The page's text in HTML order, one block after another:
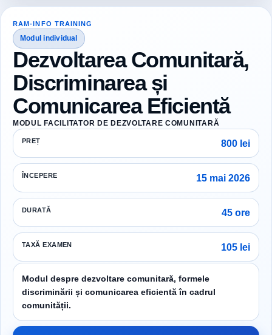
RAM-INFO TRAINING
Modul individual
Dezvoltarea Comunitară,
Discriminarea și
Comunicarea Eficientă
MODUL FACILITATOR DE DEZVOLTARE COMUNITARĂ
PREȚ 800 lei
ÎNCEPERE 15 mai 2026
DURATĂ 45 ore
TAXĂ EXAMEN 105 lei
Modul despre dezvoltare comunitară, formele
discriminării și comunicarea eficientă în cadrul
comunității.